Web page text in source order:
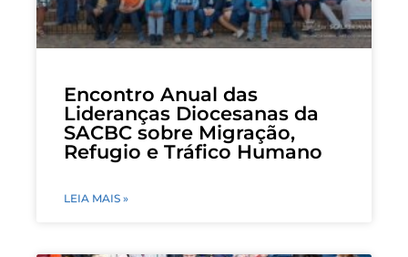
Encontro Anual das
Lideranças Diocesanas da
SACBC sobre Migração,
Refugio e Tráfico Humano
LEIA MAIS »